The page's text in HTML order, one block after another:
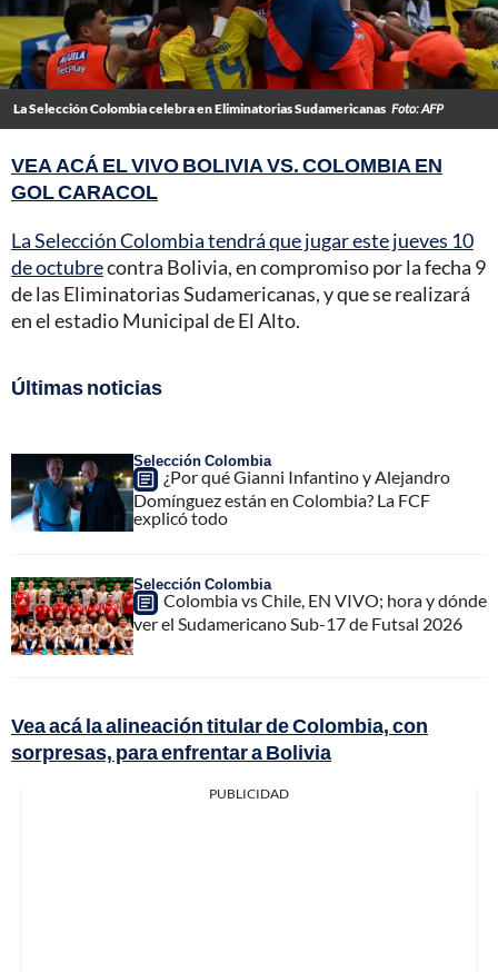
La Selección Colombia celebra en Eliminatorias Sudamericanas Foto: AFP
VEA ACÁ EL VIVO BOLIVIA VS. COLOMBIA EN
GOL CARACOL
La Selección Colombia tendrá que jugar este jueves 10
de octubrecontra Bolivia, en compromiso por la fecha 9
de las Eliminatorias Sudamericanas, y que se realizará
en el estadio Municipal de El Alto.
Últimas noticias
Selección Colombia
¿Por qué Gianni Infantino y Alejandro
Domínguez están en Colombia? La FCF
explicó todo
Selección Colombia
Colombia vs Chile, EN VIVO; hora y dónde
ver el Sudamericano Sub-17 de Futsal 2026
Vea acá la alineación titular de Colombia, con
sorpresas, para enfrentar a Bolivia
PUBLICIDAD